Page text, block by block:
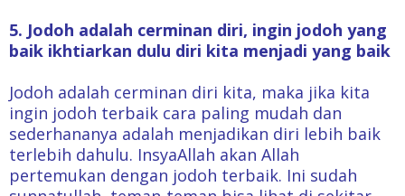
5. Jodoh adalah cerminan diri, ingin jodoh yang
baik ikhtiarkan dulu diri kita menjadi yang baik
Jodoh adalah cerminan diri kita, maka jika kita
ingin jodoh terbaik cara paling mudah dan
sederhananya adalah menjadikan diri lebih baik
terlebih dahulu. InsyaAllah akan Allah
pertemukan dengan jodoh terbaik. Ini sudah